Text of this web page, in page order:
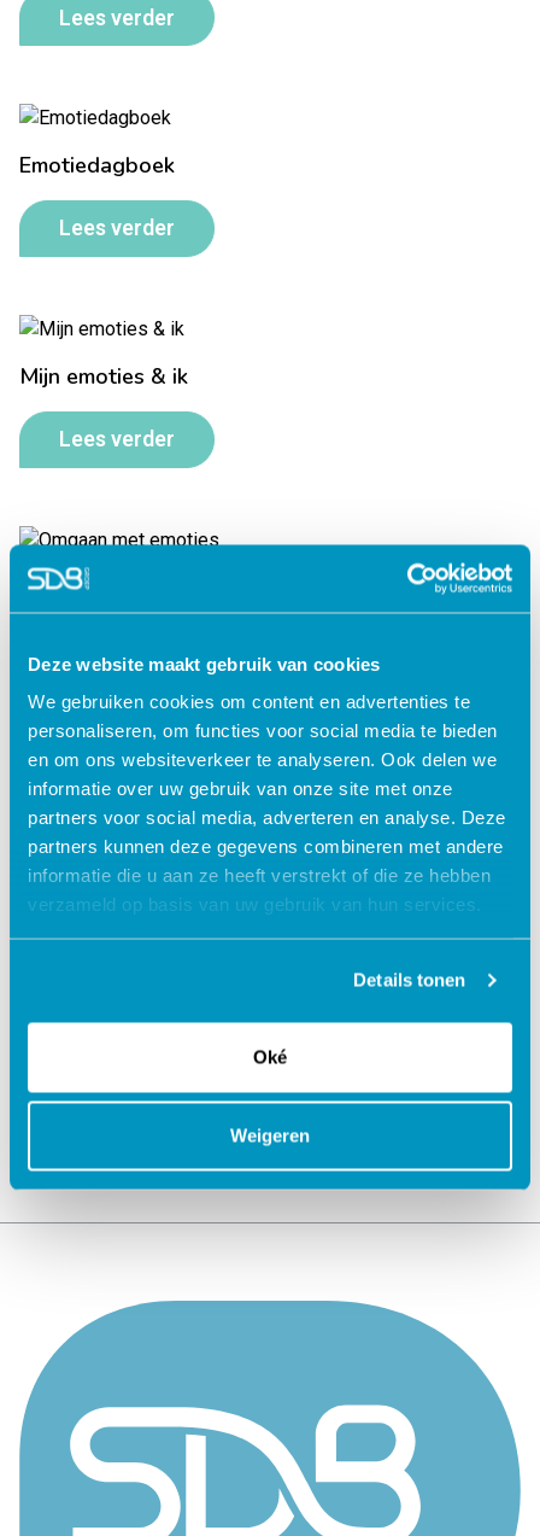
Deze website maakt gebruik van cookies
We gebruiken cookies om content en advertenties te
personaliseren, om functies voor social media te bieden
en om ons websiteverkeer te analyseren. Ook delen we
informatie over uw gebruik van onze site met onze
partners voor social media, adverteren en analyse. Deze
partners kunnen deze gegevens combineren met andere
informatie die u aan ze heeft verstrekt of die ze hebben
verzameld op basis van uw gebruik van hun services.
Details tonen
Oké
Weigeren
Lees verder
Emotiedagboek
Lees verder
Mijn emoties & ik
Lees verder
Omgaan met emoties
Jouw data veilig in de cloud